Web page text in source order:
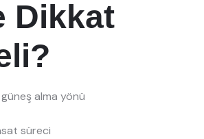
Dikkat
alma yönü
süreci